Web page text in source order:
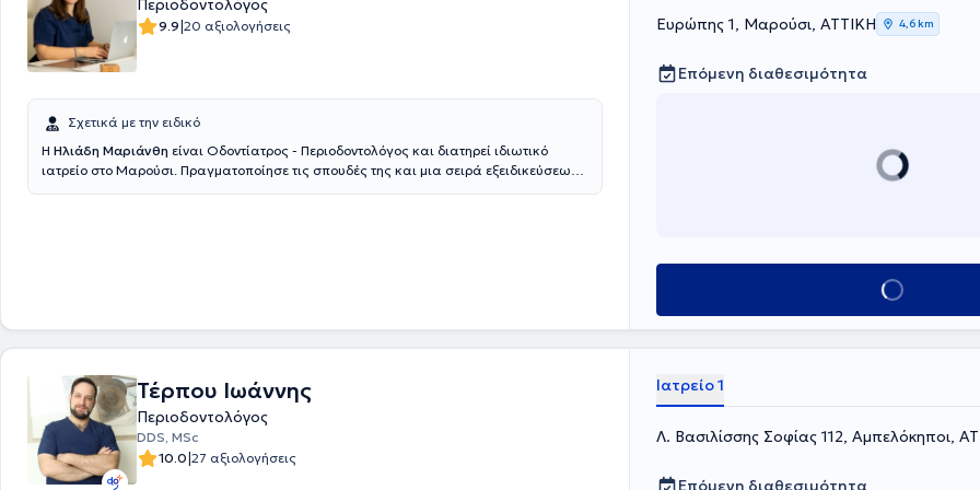
Περιοδοντολόγος
9.9|20 αξιολογήσεις
Σχετικά με την ειδικό
Η Ηλιάδη Μαριάνθη είναι Οδοντίατρος - Περιοδοντολόγος και διατηρεί ιδιωτικό
ιατρείο στο Μαρούσι. Πραγματοποίησε τις σπουδές της και μια σειρά εξειδικεύσεων
Ευρώπης 1, Μαρούσι, ΑΤΤΙΚΗ 4,6 km
Επόμενη διαθεσιμότητα
Κλείσε ραντεβού
Τέρπου Ιωάννης
Περιοδοντολόγος
DDS, MSc
10.0|27 αξιολογήσεις
Ιατρείο 1
Λ. Βασιλίσσης Σοφίας 112, Αμπελόκηποι,
Επόμενη διαθεσιμότητα